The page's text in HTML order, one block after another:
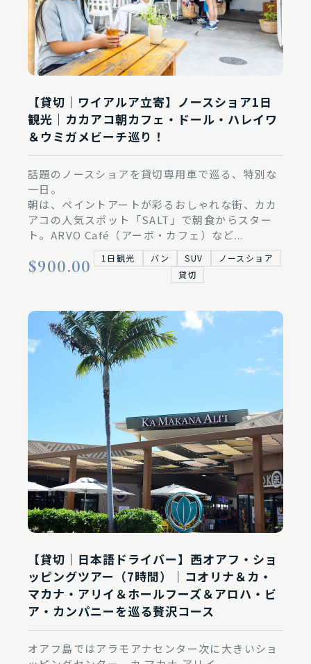
【貸切｜ワイアルア立寄】ノースショア1日
観光｜カカアコ朝カフェ・ドール・ハレイワ
＆ウミガメビーチ巡り！
話題のノースショアを貸切専用車で巡る、特別な
一日。
朝は、ペイントアートが彩るおしゃれな街、カカ
アコの人気スポット「SALT」で朝食からスター
ト。ARVO Café（アーボ・カフェ）など...
$900.00 1日観光 バン SUV
ノースショア
貸切
【貸切｜日本語ドライバー】西オアフ・ショ
ッピングツアー（7時間）｜コオリナ＆カ・
マカナ・アリイ＆ホールフーズ＆アロハ・ビ
ア・カンパニーを巡る贅沢コース
オアフ島ではアラモアナセンター次に大きいショ